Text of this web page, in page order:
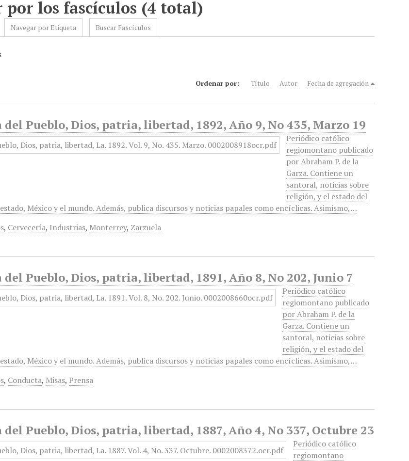
por los fascículos (4 total)
Navegar por Etiqueta Buscar Fascículos
Ordenar por: Título Autor Fecha de agregación
del Pueblo, Dios, patria, libertad, 1892, Año 9, No 435, Marzo 19
Periódico católico
regiomontano publicado
por Abraham P. de la
Garza. Contiene un
santoral, noticias sobre
religión, y el estado del
México y el mundo. Además, publica discursos y noticias papales como encíclicas. Asimismo,…
, Cervecería, Industrias, Monterrey, Zarzuela
del Pueblo, Dios, patria, libertad, 1891, Año 8, No 202, Junio 7
Periódico católico
regiomontano publicado
por Abraham P. de la
Garza. Contiene un
santoral, noticias sobre
religión, y el estado del
México y el mundo. Además, publica discursos y noticias papales como encíclicas. Asimismo,…
, Conducta, Misas, Prensa
del Pueblo, Dios, patria, libertad, 1887, Año 4, No 337, Octubre 23
Periódico católico
regiomontano